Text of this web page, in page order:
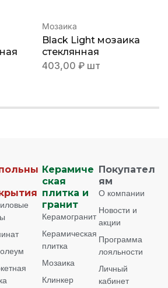
Мозаика
Black Light мозаика
стеклянная
403,00 ₽ шт
Керамиче
ская
плитка и
гранит
Керамогранит
Керамическая
плитка
Мозаика
Клинкер
Покупател
ям
О компании
Новости и
акции
Программа
лояльности
Личный
кабинет